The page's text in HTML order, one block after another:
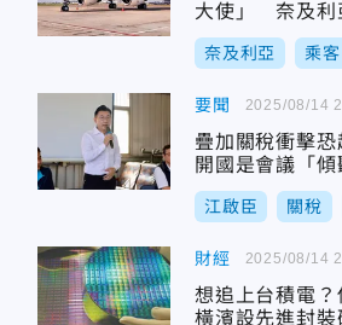
大使」 奈及利
奈及利亞 乘客
要聞
疊加關稅衝擊
開國是會議「傾
江啟臣 關稅
2025/08/14
財經
想追上台積電
橫濱設先進封裝
2025/08/14